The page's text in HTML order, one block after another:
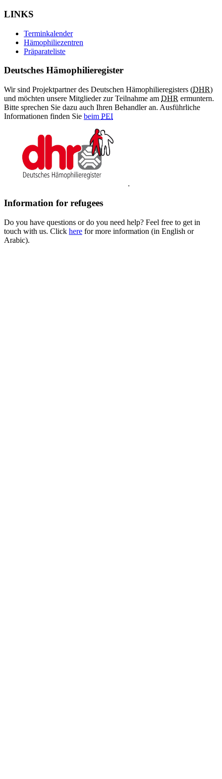
LINKS
Terminkalender
Hämophiliezentren
Präparateliste
Deutsches Hämophilieregister
Wir sind Projektpartner des Deutschen Hämophilieregisters (DHR)
und möchten unsere Mitglieder zur Teilnahme am DHR ermuntern.
Bitte sprechen Sie dazu auch Ihren Behandler an. Ausführliche
Informationen finden Sie beim PEI
.
Information for refugees
Do you have questions or do you need help? Feel free to get in
touch with us. Click here for more information (in English or
Arabic).